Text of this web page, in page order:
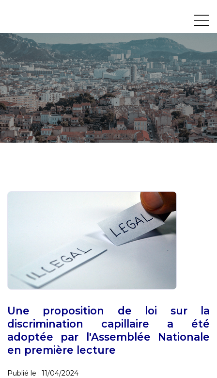
Une proposition de loi sur la
discrimination capillaire a été
adoptée par l'Assemblée Nationale
en première lecture
Publié le : 11/04/2024